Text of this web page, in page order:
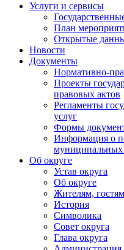
Услуги и сервисы
План
Открытые
Новости
Документы
Нормативно-
Проекты
правовых актов
Регламенты
услуг
Формы
Информация о
муниципальных
Об округе
Устав округа
Об округе
Жителям,
История
Символика
Совет округа
Глава округа